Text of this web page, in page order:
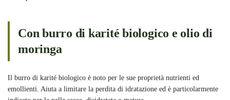
Con burro di karité biologico e olio di
moringa
Il burro di karité biologico è noto per le sue proprietà nutrienti ed
emollienti. Aiuta a limitare la perdita di idratazione ed è particolarmente